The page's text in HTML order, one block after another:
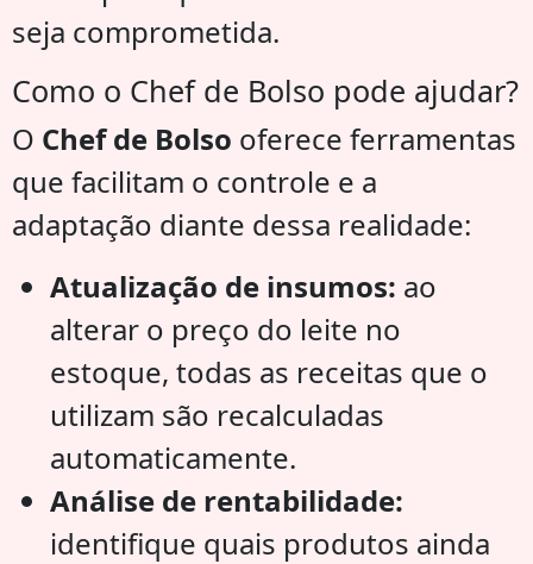
seja comprometida.
Como o Chef de Bolso pode ajudar?
O Chef de Bolso oferece ferramentas
que facilitam o controle e a
adaptação diante dessa realidade:
Atualização de insumos: ao
alterar o preço do leite no
estoque, todas as receitas que o
utilizam são recalculadas
automaticamente.
Análise de rentabilidade:
identifique quais produtos ainda